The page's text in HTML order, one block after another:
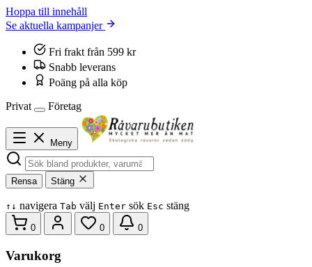
Hoppa till innehåll
Se aktuella kampanjer
Fri frakt från 599 kr
Snabb leverans
Poäng på alla köp
Privat
Företag
Meny
Rensa Stäng
↑ ↓ navigera Tab välj Enter sök Esc stäng
0 0 0
Varukorg